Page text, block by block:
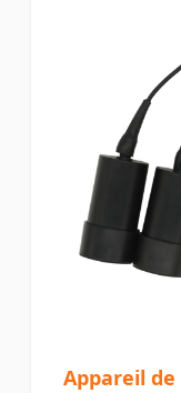
Appareil